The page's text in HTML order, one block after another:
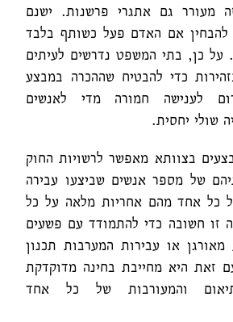
מעורר גם אתגרי פרשנות. ישנם
אם האדם פעל כשותף בלבד
על כן, בתי המשפט נדרשים לעיתים
כדי להבטיח שההכרה במבצע
לענישה חמורה מדי לאנשים
שולי יחסית.
בצוותא מאפשר לרשויות החוק
של מספר אנשים שביצעו עבירה
כל אחד מהם אחריות מלאה על כל
זו חשובה כדי להתמודד עם פשעים
או עבירות המערבות תכנון
זאת היא מחייבת בחינה מדוקדקת
והמעורבות של כל אחד